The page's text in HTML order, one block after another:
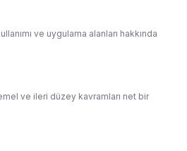
ve uygulama alanları hakkında
ve ileri düzey kavramları net bir